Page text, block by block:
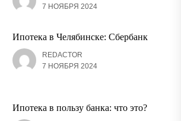
7 НОЯБРЯ 2024
Ипотека в Челябинске: Сбербанк
REDACTOR
7 НОЯБРЯ 2024
Ипотека в пользу банка: что это?